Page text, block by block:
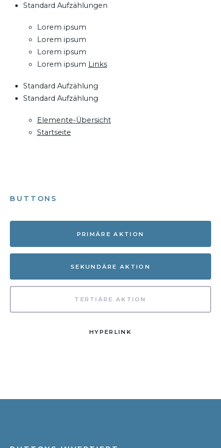
Standard Aufzählungen
Lorem ipsum
Lorem ipsum
Lorem ipsum
Lorem ipsum Links
Standard Aufzählung
Standard Aufzählung
Elemente-Übersicht
Startseite
BUTTONS
PRIMÄRE AKTION
SEKUNDÄRE AKTION
TERTIÄRE AKTION
HYPERLINK